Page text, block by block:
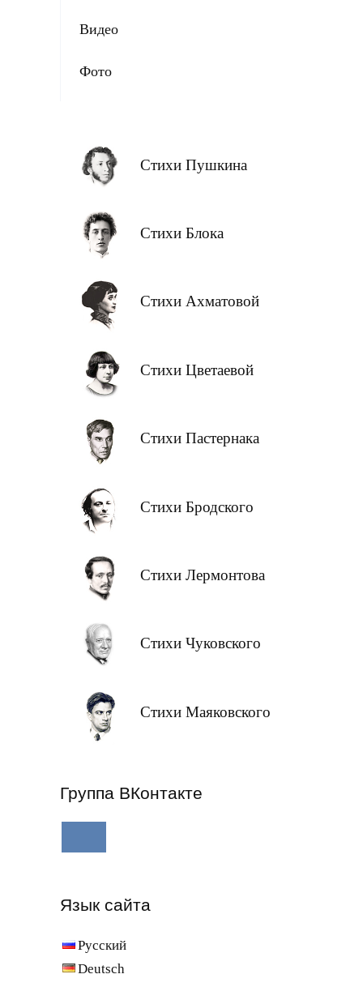
Видео
Фото
Стихи Пушкина
Стихи Блока
Стихи Ахматовой
Стихи Цветаевой
Стихи Пастернака
Стихи Бродского
Стихи Лермонтова
Стихи Чуковского
Стихи Маяковского
Группа ВКонтакте
Язык сайта
Русский
Deutsch